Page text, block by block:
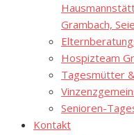
Grambach,
Hospizteam
Tagesmütter
Senioren-
Kontakt